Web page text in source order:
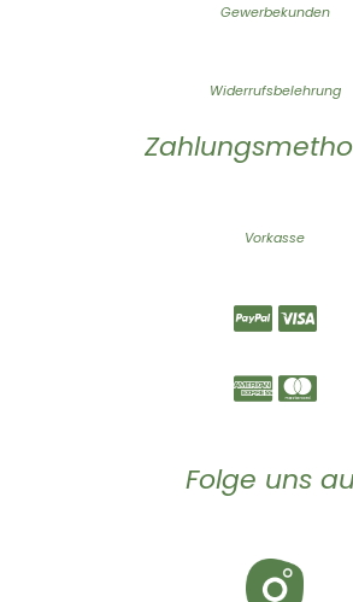
Gewerbekunden
Widerrufsbelehrung
Vorkasse
Folge uns